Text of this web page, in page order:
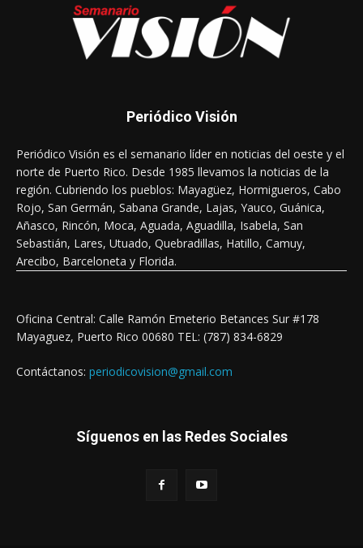
Periódico Visión
Periódico Visión es el semanario líder en noticias del oeste y el
norte de Puerto Rico. Desde 1985 llevamos la noticias de la
región. Cubriendo los pueblos: Mayagüez, Hormigueros, Cabo
Rojo, San Germán, Sabana Grande, Lajas, Yauco, Guánica,
Añasco, Rincón, Moca, Aguada, Aguadilla, Isabela, San
Sebastián, Lares, Utuado, Quebradillas, Hatillo, Camuy,
Arecibo, Barceloneta y Florida.
Oficina Central: Calle Ramón Emeterio Betances Sur #178
Mayaguez, Puerto Rico 00680 TEL: (787) 834-6829
Contáctanos: periodicovision@gmail.com
Síguenos en las Redes Sociales